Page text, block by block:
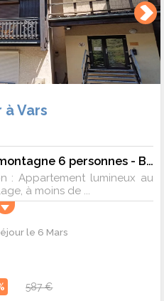
Vars
Studio + coin cabine vue montagne 6 personnes - Budget
: Appartement lumineux au
à moins de ...
le 6 Mars
587 €